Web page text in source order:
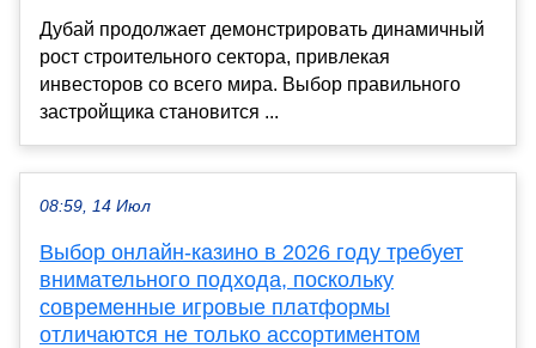
Дубай продолжает демонстрировать динамичный
рост строительного сектора, привлекая
инвесторов со всего мира. Выбор правильного
застройщика становится ...
08:59, 14 Июл
Выбор онлайн-казино в 2026 году требует
внимательного подхода, поскольку
современные игровые платформы
отличаются не только ассортиментом